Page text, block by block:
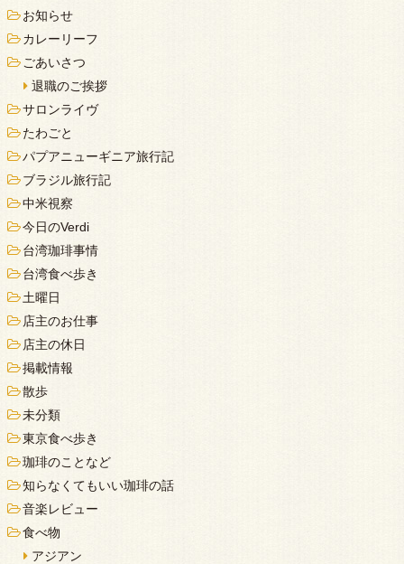
お知らせ
カレーリーフ
ごあいさつ
退職のご挨拶
サロンライヴ
たわごと
パプアニューギニア旅行記
ブラジル旅行記
中米視察
今日のVerdi
台湾珈琲事情
台湾食べ歩き
土曜日
店主のお仕事
店主の休日
掲載情報
散歩
未分類
東京食べ歩き
珈琲のことなど
知らなくてもいい珈琲の話
音楽レビュー
食べ物
アジアン